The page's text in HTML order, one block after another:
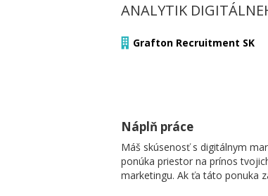
ANALYTIK
Grafton Recruitment SK
Náplň práce
Máš skúsenosť s digitálnym
ponúka priestor na prínos
marketingu. Ak ťa táto ponuka